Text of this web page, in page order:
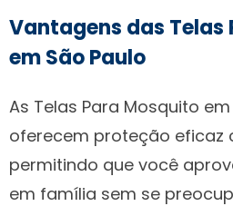
Vantagens das Telas
em São Paulo
As Telas Para Mosquito
oferecem proteção eficaz
permitindo que você
em família sem se